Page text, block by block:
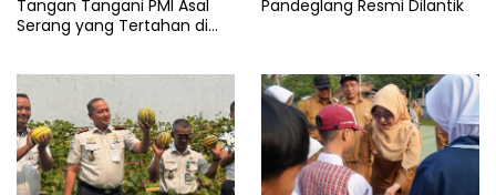
Tangan Tangani PMI Asal
Serang yang Tertahan di
Pandeglang Resmi Dilantik